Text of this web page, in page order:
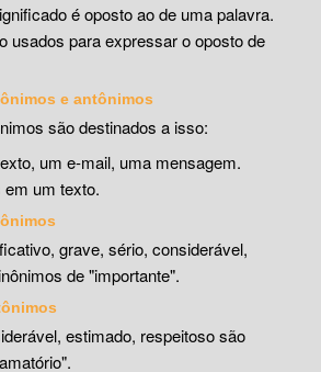
é oposto ao de uma palavra.
usados para expressar o oposto de
e antônimos
são destinados a isso:
um e-mail, uma mensagem.
um texto.
grave, sério, considerável,
de "importante".
estimado, respeitoso são